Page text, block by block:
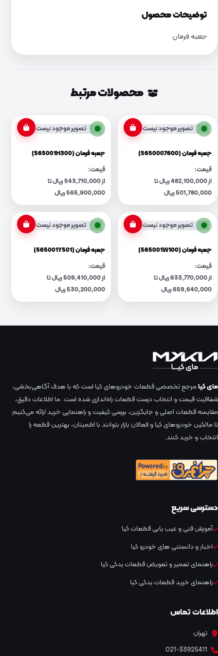
توضیحات محصول
جعبه فرمان
محصولات مرتبط
تصویر موجود نیست
جعبه فرمان (5650007600)
قیمت:
از 482,100,000 ریال تا
501,780,000 ریال
تصویر موجود نیست
جعبه فرمان (565001H300)
قیمت:
از 543,710,000 ریال تا
565,900,000 ریال
تصویر موجود نیست
جعبه فرمان (565001W100)
قیمت:
از 633,770,000 ریال تا
659,640,000 ریال
تصویر موجود نیست
جعبه فرمان (565001Y501)
قیمت:
از 509,410,000 ریال تا
530,200,000 ریال
مای کیامرجع تخصصی قطعات خودروهای کیا است که با هدف آگاهی‌بخشی،
شفافیت قیمت و انتخاب درست قطعات راه‌اندازی شده است. ما اطلاعات دقیق،
مقایسه قطعات اصلی و جایگزین، بررسی کیفیت و راهنمایی خرید ارائه می‌کنیم
تا مالکین خودروهای کیا و فعالان بازار بتوانند با اطمینان، بهترین قطعه را
انتخاب و خرید کنند.
دسترسی سریع
آموزش فنی و عیب یابی قطعات کیا
اخبار و دانستنی های خودرو کیا
راهنمای تعمیر و تعویض قطعات یدکی کیا
راهنمای خرید قطعات یدکی کیا
اطلاعات تماس
تهران
021-33925411